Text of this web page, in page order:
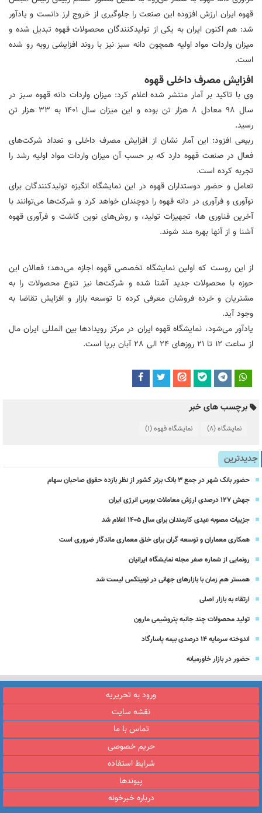
قهوه ایران ارزش افزوده این صنعت را جلوگیری از خروج ارز دانست و یادآور
شد: هم اکنون ایران به یکی از تولیدکنندگان محصولات قهوه تبدیل شده و
میزان واردات مواد اولیه همچون دانه سبز نیز با روند افزایشی روبه رو شده
است.
افزایش مصرف داخلی قهوه
وی با تاکید بر آمار منتشر شده اعلام کرد: میزان واردات دانه قهوه سبز در
سال 98 معادل 8 هزار تن بوده و این میزان سال 1401 به 33 هزار تن
رسید.
ربیعی افزود: این آمار نشان از افزایش مصرف داخلی و تعداد شرکت‌های
فعال در صنعت قهوه دارد که بر حسب آن میزان واردات مواد اولیه رشد را
تجربه کرده است.
تعامل و حضور دوستداران قهوه در این نمایشگاه انگیزه تولیدکنندگان برای
نوآوری و فرآوری در دانه قهوه را دوچندان خواهد کرد و شرکت‌ها می‌توانند با
آخرین فناوری ها، تجهیزات تولید، و روش‌های نوین کاشت و فرآوری قهوه
آشنا و از آنها بهره مند شوند.
از این روست که اولین نمایشگاه تخصصی قهوه اجازه می‌دهد؛ فعالان این
حوزه با محصولات جدید آشنا شده و شرکت‌ها نیز تنوع محصولات را به
مشتریان و خرده فروشان معرفی کرده تا توسعه بازار و افزایش تقاضا به
وجود آید.
یادآور می‌شود، نمایشگاه قهوه ایران در مرکز رویدادها بین المللی ایران مال
از ساعت 12 تا 21 روزهای 24 الی 28 آبان برپا است.
برچسب های خبر
نمایشگاه(8) نمایشگاه قهوه(1)
جدیدترین
حضور بانک شهر در جمع ۳ بانک برتر کشور از نظر بازده حقوق صاحبان سهام
جهش ۱۲۷ درصدی ارزش معاملات بورس انرژی ایران
جزییات مصوبه عیدی کارمندان برای سال 1405 اعلام شد
همکاری معماران و توسعه گران برای خلق معماری ماندگار ضروری است
رونمایی از شماره صفر مجله نمایشگاه ایرانیان
همستر هم زمان با بازارهای جهانی در نوبیتکس لیست شد
ارتقاء به بازار اصلی
تولید محصولات چند جانبه پتروشیمی مارون
اندوخته سرمایه 14 درصدی بیمه پاسارگاد
حضور در بازار خاورمیانه
ورود به تحریریه
نقشه سایت
تماس با ما
حریم خصوصی
شرایط استفاده
پیوندها
درباره خبرخونه